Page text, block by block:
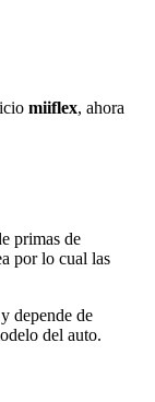
miiflex, ahora
primas de
por lo cual las
depende de
del auto.